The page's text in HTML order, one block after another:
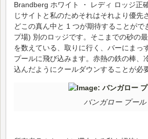
Brandberg ホワイト ・ レディ ロッジ正
じサイトと私のためそれはそれより優先
どこの真ん中と 1 つが期待することがで
プ場) 別のロッジです。そこまでの砂の
を数えている、取りに行く、バーにまっ
プールに飛び込みます。赤熱の鉄の棒、
込んだようにクールダウンすることが必
バンガロー プール